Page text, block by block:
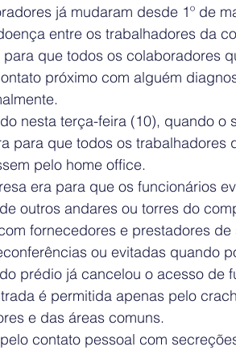
já mudaram desde 1º de
entre os trabalhadores da
que todos os colaboradores
próximo com alguém
nesta terça-feira (10), quando o
para que todos os trabalhadores
pelo home office.
era para que os funcionários
outros andares ou torres do
fornecedores e prestadores
ou evitadas quando
prédio já cancelou o acesso de
é permitida apenas pelo
e das áreas comuns.
contato pessoal com